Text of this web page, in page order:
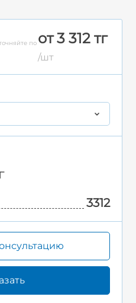
по от 3 312 тг
/шт
3312